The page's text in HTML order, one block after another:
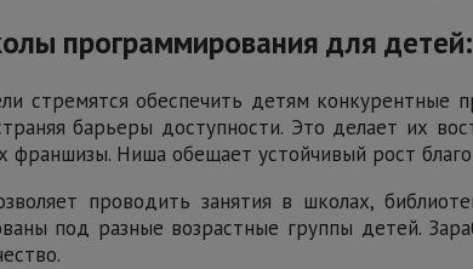
программирования для
стремятся обеспечить детям конкурентные
барьеры доступности. Это делает их
франшизы. Ниша обещает устойчивый рост
проводить занятия в школах,
под разные возрастные группы детей.